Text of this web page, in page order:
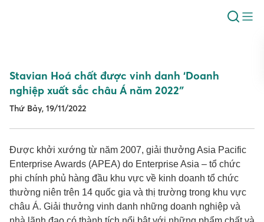
Stavian Hoá chất được vinh danh ‘Doanh
nghiệp xuất sắc châu Á năm 2022″
Thứ Bảy, 19/11/2022
Được khởi xướng từ năm 2007, giải thưởng Asia Pacific
Enterprise Awards (APEA) do Enterprise Asia – tổ chức
phi chính phủ hàng đầu khu vực về kinh doanh tổ chức
thường niên trên 14 quốc gia và thị trường trong khu vực
châu Á. Giải thưởng vinh danh những doanh nghiệp và